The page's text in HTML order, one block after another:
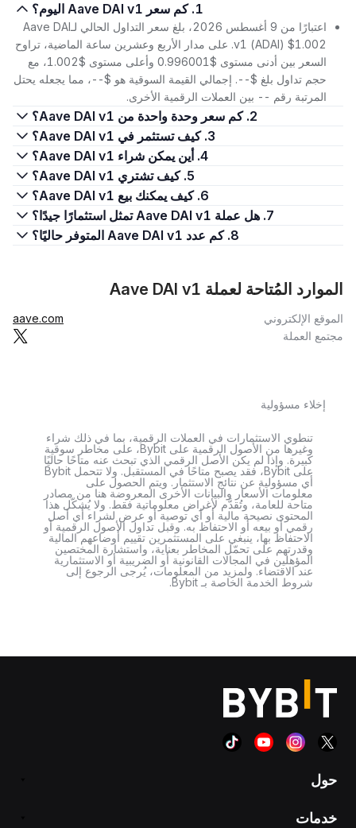
1. كم سعر Aave DAI v1 اليوم؟
اعتبارًا من 9 أغسطس 2026، بلغ سعر التداول الحالي لـAave DAI
v1 (ADAI) $1.002. على مدار الأربع وعشرين ساعة الماضية، تراوح
السعر بين أدنى مستوى $0.996001 وأعلى مستوى $1.002، مع
حجم تداول بلغ $--. إجمالي القيمة السوقية هو $--، مما يجعله يحتل
المرتبة رقم -- بين العملات الرقمية الأخرى.
2. كم سعر وحدة واحدة من Aave DAI v1؟
3. كيف تستثمر في Aave DAI v1؟
4. أين يمكن شراء Aave DAI v1؟
5. كيف تشتري Aave DAI v1؟
6. كيف يمكنك بيع Aave DAI v1؟
7. هل عملة Aave DAI v1 تمثل استثمارًا جيدًا؟
8. كم عدد Aave DAI v1 المتوفر حاليًا؟
الموارد المُتاحة لعملة Aave DAI v1
الموقع الإلكتروني
aave.com
مجتمع العملة
إخلاء مسؤولية
تنطوي الاستثمارات في العملات الرقمية، بما في ذلك شراء
وغيرها من الأصول الرقمية على Bybit، على مخاطر سوقية
كبيرة. وإذا لم يكن الأصل الرقمي الذي تبحث عنه متاحًا حاليًا
على Bybit، فقد يصبح متاحًا في المستقبل. ولا تتحمل Bybit
أي مسؤولية عن نتائج الاستثمار. ويتم الحصول على
معلومات الأسعار والبيانات الأخرى المعروضة هنا من مصادر
متاحة للعامة، وتُقدَّم لأغراض معلوماتية فقط. ولا يُشكّل هذا
المحتوى نصيحة مالية أو أي توصية أو عرض لشراء أي أصل
رقمي أو بيعه أو الاحتفاظ به. وقبل تداول الأصول الرقمية أو
الاحتفاظ بها، ينبغي على المستثمرين تقييم أوضاعهم المالية
وقدرتهم على تحمّل المخاطر بعناية، واستشارة المختصين
المؤهلين في المجالات القانونية أو الضريبية أو الاستثمارية
عند الاقتضاء. ولمزيد من المعلومات، يُرجى الرجوع إلى
شروط الخدمة الخاصة بـ Bybit.
حول
خدمات